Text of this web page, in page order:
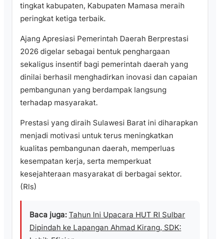
tingkat kabupaten, Kabupaten Mamasa meraih
peringkat ketiga terbaik.
Ajang Apresiasi Pemerintah Daerah Berprestasi
2026 digelar sebagai bentuk penghargaan
sekaligus insentif bagi pemerintah daerah yang
dinilai berhasil menghadirkan inovasi dan capaian
pembangunan yang berdampak langsung
terhadap masyarakat.
Prestasi yang diraih Sulawesi Barat ini diharapkan
menjadi motivasi untuk terus meningkatkan
kualitas pembangunan daerah, memperluas
kesempatan kerja, serta memperkuat
kesejahteraan masyarakat di berbagai sektor.
(Rls)
Baca juga: Tahun Ini Upacara HUT RI Sulbar
Dipindah ke Lapangan Ahmad Kirang, SDK: